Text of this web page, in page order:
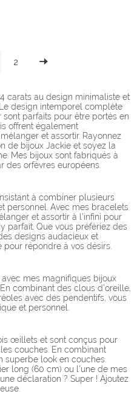
2
carats au design minimaliste et
design intemporel complète
parfaits pour être portés en
offrent également
et assortir. Rayonnez
de bijoux Jackie et soyez la
Mes bijoux sont fabriqués à
des orfèvres européens.
à combiner plusieurs
personnel. Avec mes bracelets
et assortir à l'infini pour
parfait. Que vous préfériez des
designs audacieux et
répondre à vos désirs.
mes magnifiques bijoux
combinant des clous d'oreille,
avec des pendentifs, vous
et personnel.
œillets et sont conçus pour
couches. En combinant
superbe look en couches.
long (60 cm) ou l'une de mes
déclaration ? Super ! Ajoutez